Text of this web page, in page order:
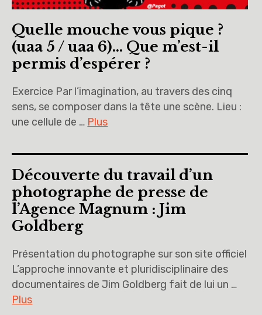
Quelle mouche vous pique ?
(uaa 5 / uaa 6)… Que m’est-il
permis d’espérer ?
Exercice Par l’imagination, au travers des cinq
sens, se composer dans la tête une scène. Lieu :
une cellule de … Plus
Découverte du travail d’un
photographe de presse de
l’Agence Magnum : Jim
Goldberg
Présentation du photographe sur son site officiel
L’approche innovante et pluridisciplinaire des
documentaires de Jim Goldberg fait de lui un …
Plus